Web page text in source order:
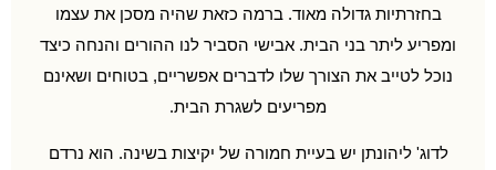
בחזרתיות גדולה מאוד. ברמה כזאת שהיה מסכן את עצמו
ומפריע ליתר בני הבית. אבישי הסביר לנו ההורים והנחה כיצד
נוכל לטייב את הצורך שלו לדברים אפשריים, בטוחים ושאינם
מפריעים לשגרת הבית.
לדוג' ליהונתן יש בעיית חמורה של יקיצות בשינה. הוא נרדם